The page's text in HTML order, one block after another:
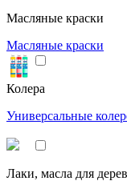
Масляные краски
Масляные краски
Колера
Универсальные
Лаки, масла для